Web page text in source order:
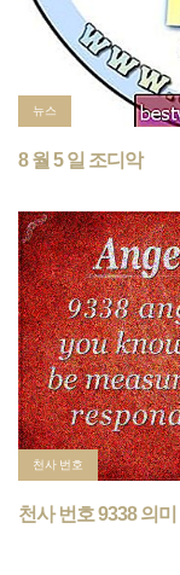
뉴스
8 월 5 일 조디악
천사 번호
천사 번호 9338 의